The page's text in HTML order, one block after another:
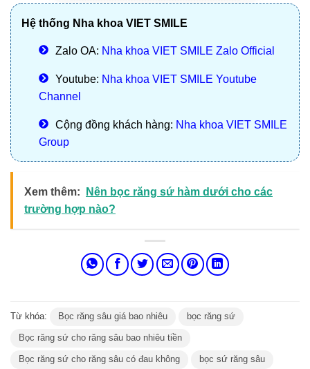
Hệ thống Nha khoa VIET SMILE
Zalo OA: Nha khoa VIET SMILE Zalo Official
Youtube: Nha khoa VIET SMILE Youtube
Channel
Cộng đồng khách hàng: Nha khoa VIET SMILE
Group
Xem thêm:
Nên bọc răng sứ hàm dưới cho các
trường hợp nào?
Từ khóa: Bọc răng sâu giá bao nhiêu bọc răng sứ
Bọc răng sứ cho răng sâu bao nhiêu tiền
Bọc răng sứ cho răng sâu có đau không bọc sứ răng sâu